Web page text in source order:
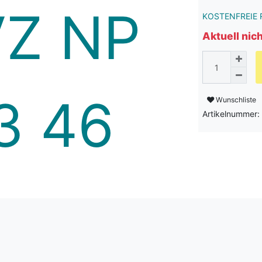
KOSTENFREIE
Aktuell
Wunschliste
Artikelnummer: